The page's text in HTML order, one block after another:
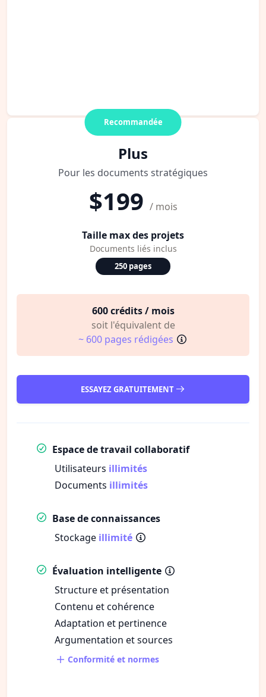
Recommandée
Plus
Pour les documents stratégiques
$199 / mois
Taille max des projets
Documents liés inclus
250 pages
600 crédits / mois
soit l'équivalent de
~ 600 pages rédigées
ESSAYEZ GRATUITEMENT
Espace de travail collaboratif
Utilisateurs illimités
Documents illimités
Base de connaissances
Stockage illimité
Évaluation intelligente
Structure et présentation
Contenu et cohérence
Adaptation et pertinence
Argumentation et sources
Conformité et normes